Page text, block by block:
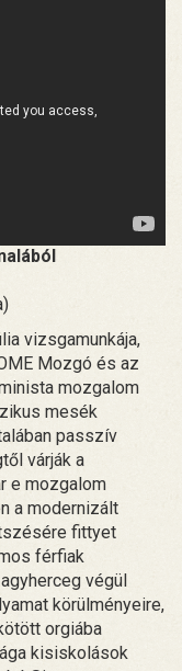
vizsgamunkája,
Mozgó és az
mozgalom
mesék
passzív
várják a
e mozgalom
a modernizált
fittyet
férfiak
végül
körülményeire,
orgiába
kisiskolások